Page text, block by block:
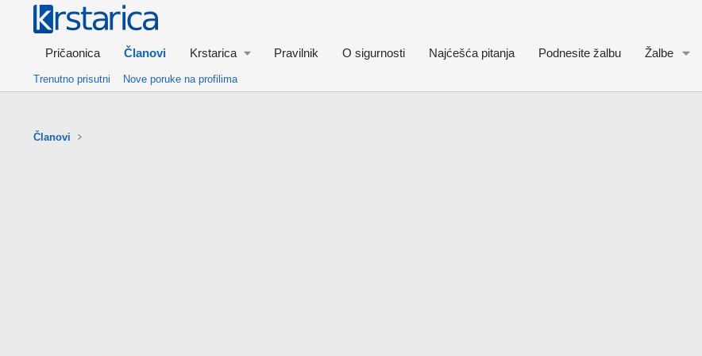
Pričaonica Članovi Krstarica Pravilnik O sigurnosti Najćešća pitanja Podnesite žalbu Žalbe
Trenutno prisutni Nove poruke na profilima
Članovi